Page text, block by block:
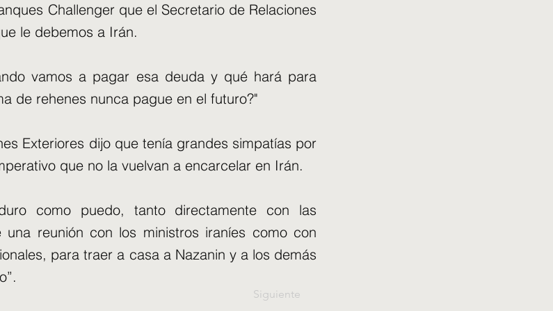
Challenger que el Secretario de Relaciones
le debemos a Irán.
vamos a pagar esa deuda y qué hará para
de rehenes nunca pague en el futuro?"
Exteriores dijo que tenía grandes simpatías por
que no la vuelvan a encarcelar en Irán.
como puedo, tanto directamente con las
una reunión con los ministros iraníes como con
para traer a casa a Nazanin y a los demás
Siguiente